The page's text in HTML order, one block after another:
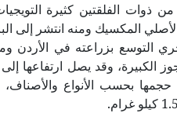
من ذوات الفلقتين كثيرة
المكسيك ومنه انتشر إلى
التوسع بزراعته في
بحسب الأنواع